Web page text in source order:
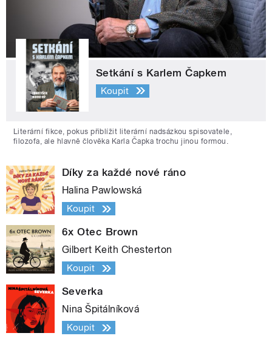
Setkání s Karlem Čapkem
Koupit
Literární fikce, pokus přiblížit literární nadsázkou spisovatele,
filozofa, ale hlavně člověka Karla Čapka trochu jinou formou.
Díky za každé nové ráno
Halina Pawlowská
Koupit
6x Otec Brown
Gilbert Keith Chesterton
Koupit
Severka
Nina Špitálníková
Koupit